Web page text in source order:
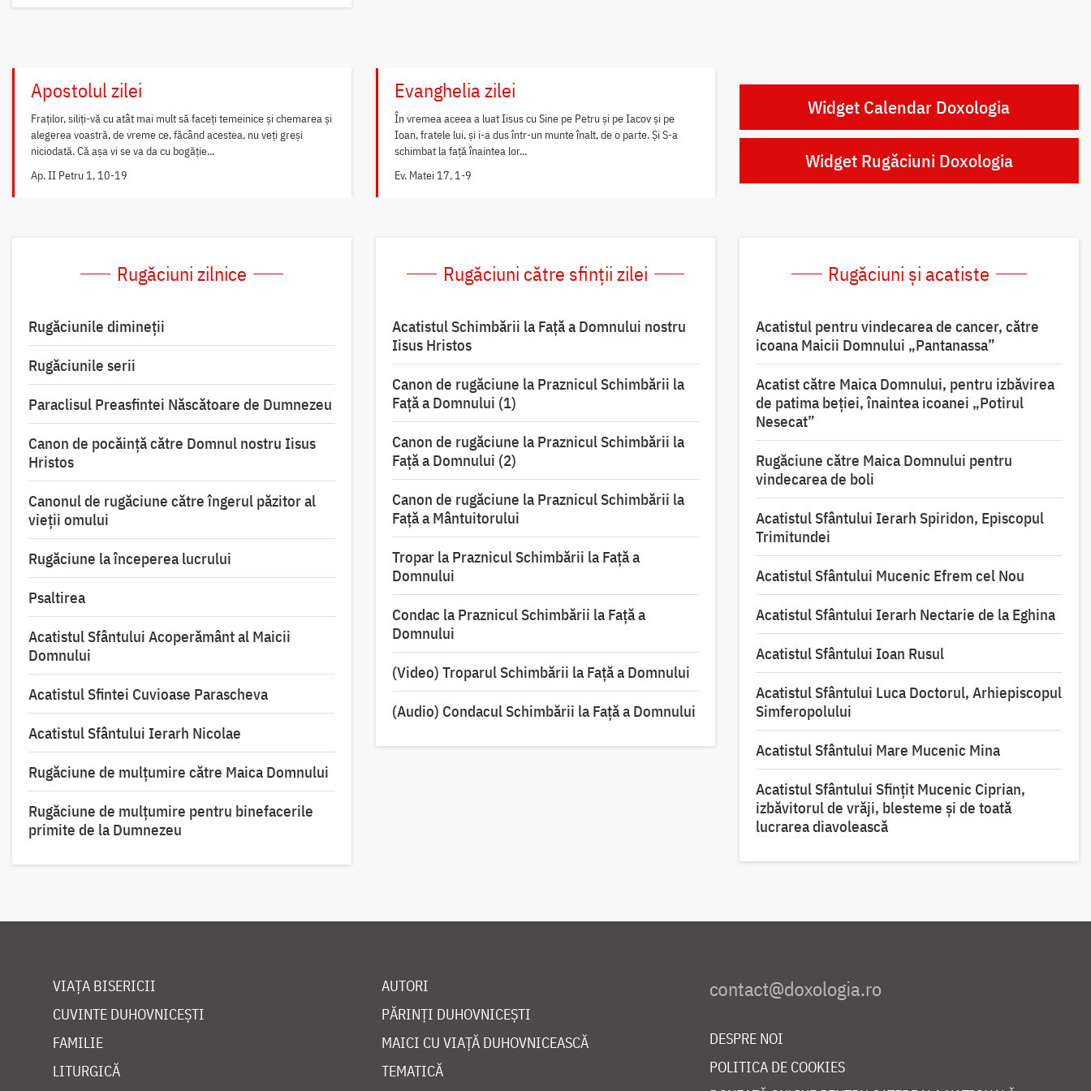
Apostolul zilei
Fraților, siliți-vă cu atât mai mult să faceți temeinice și chemarea și
alegerea voastră, de vreme ce, făcând acestea, nu veți greși
niciodată. Că așa vi se va da cu bogăție...
Ap. II Petru 1, 10-19
Evanghelia zilei
În vremea aceea a luat Iisus cu Sine pe Petru și pe Iacov și pe
Ioan, fratele lui, și i-a dus într-un munte înalt, de o parte. Și S-a
schimbat la față înaintea lor...
Ev. Matei 17, 1-9
Widget Calendar Doxologia
Widget Rugăciuni Doxologia
Rugăciuni zilnice
Rugăciunile dimineții
Rugăciunile serii
Paraclisul Preasfintei Născătoare de Dumnezeu
Canon de pocăință către Domnul nostru Iisus
Hristos
Canonul de rugăciune către îngerul păzitor al
vieții omului
Rugăciune la începerea lucrului
Psaltirea
Acatistul Sfântului Acoperământ al Maicii
Domnului
Acatistul Sfintei Cuvioase Parascheva
Acatistul Sfântului Ierarh Nicolae
Rugăciune de mulţumire către Maica Domnului
Rugăciune de mulțumire pentru binefacerile
primite de la Dumnezeu
Rugăciuni către sfinții zilei
Acatistul Schimbării la Faţă a Domnului nostru
Iisus Hristos
Canon de rugăciune la Praznicul Schimbării la
Faţă a Domnului (1)
Canon de rugăciune la Praznicul Schimbării la
Faţă a Domnului (2)
Canon de rugăciune la Praznicul Schimbării la
Față a Mântuitorului
Tropar la Praznicul Schimbării la Faţă a
Domnului
Condac la Praznicul Schimbării la Faţă a
Domnului
(Video) Troparul Schimbării la Față a Domnului
(Audio) Condacul Schimbării la Față a Domnului
Rugăciuni și acatiste
Acatistul pentru vindecarea de cancer, către
icoana Maicii Domnului „Pantanassa”
Acatist către Maica Domnului, pentru izbăvirea
de patima beției, înaintea icoanei „Potirul
Nesecat”
Rugăciune către Maica Domnului pentru
vindecarea de boli
Acatistul Sfântului Ierarh Spiridon, Episcopul
Trimitundei
Acatistul Sfântului Mucenic Efrem cel Nou
Acatistul Sfântului Ierarh Nectarie de la Eghina
Acatistul Sfântului Ioan Rusul
Acatistul Sfântului Luca Doctorul, Arhiepiscopul
Simferopolului
Acatistul Sfântului Mare Mucenic Mina
Acatistul Sfântului Sfințit Mucenic Ciprian,
izbăvitorul de vrăji, blesteme și de toată
lucrarea diavolească
VIAȚA BISERICII
CUVINTE DUHOVNICEȘTI
FAMILIE
LITURGICĂ
AUTORI
PĂRINȚI DUHOVNICEȘTI
MAICI CU VIAȚĂ DUHOVNICEASCĂ
TEMATICĂ
DESPRE NOI
POLITICA DE COOKIES